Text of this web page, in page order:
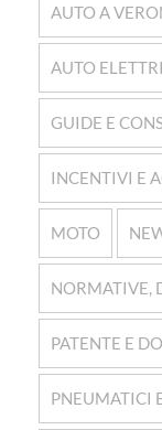
AUTO A
AUTO
GUIDE E
INCENTIVI E
MOTO
NORMATIVE,
PATENTE E
PNEUMATICI